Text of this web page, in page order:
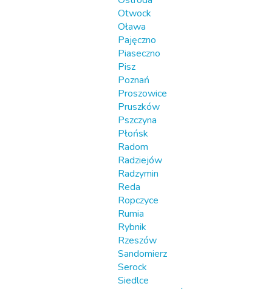
Otwock
Oława
Pajęczno
Piaseczno
Pisz
Poznań
Proszowice
Pruszków
Pszczyna
Płońsk
Radom
Radziejów
Radzymin
Reda
Ropczyce
Rumia
Rybnik
Rzeszów
Sandomierz
Serock
Siedlce